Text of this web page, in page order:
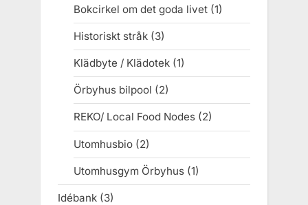
Bokcirkel om det goda livet(1)
Historiskt stråk(3)
Klädbyte / Klädotek(1)
Örbyhus bilpool (2)
REKO/ Local Food Nodes(2)
Utomhusbio(2)
Utomhusgym Örbyhus(1)
Idébank (3)